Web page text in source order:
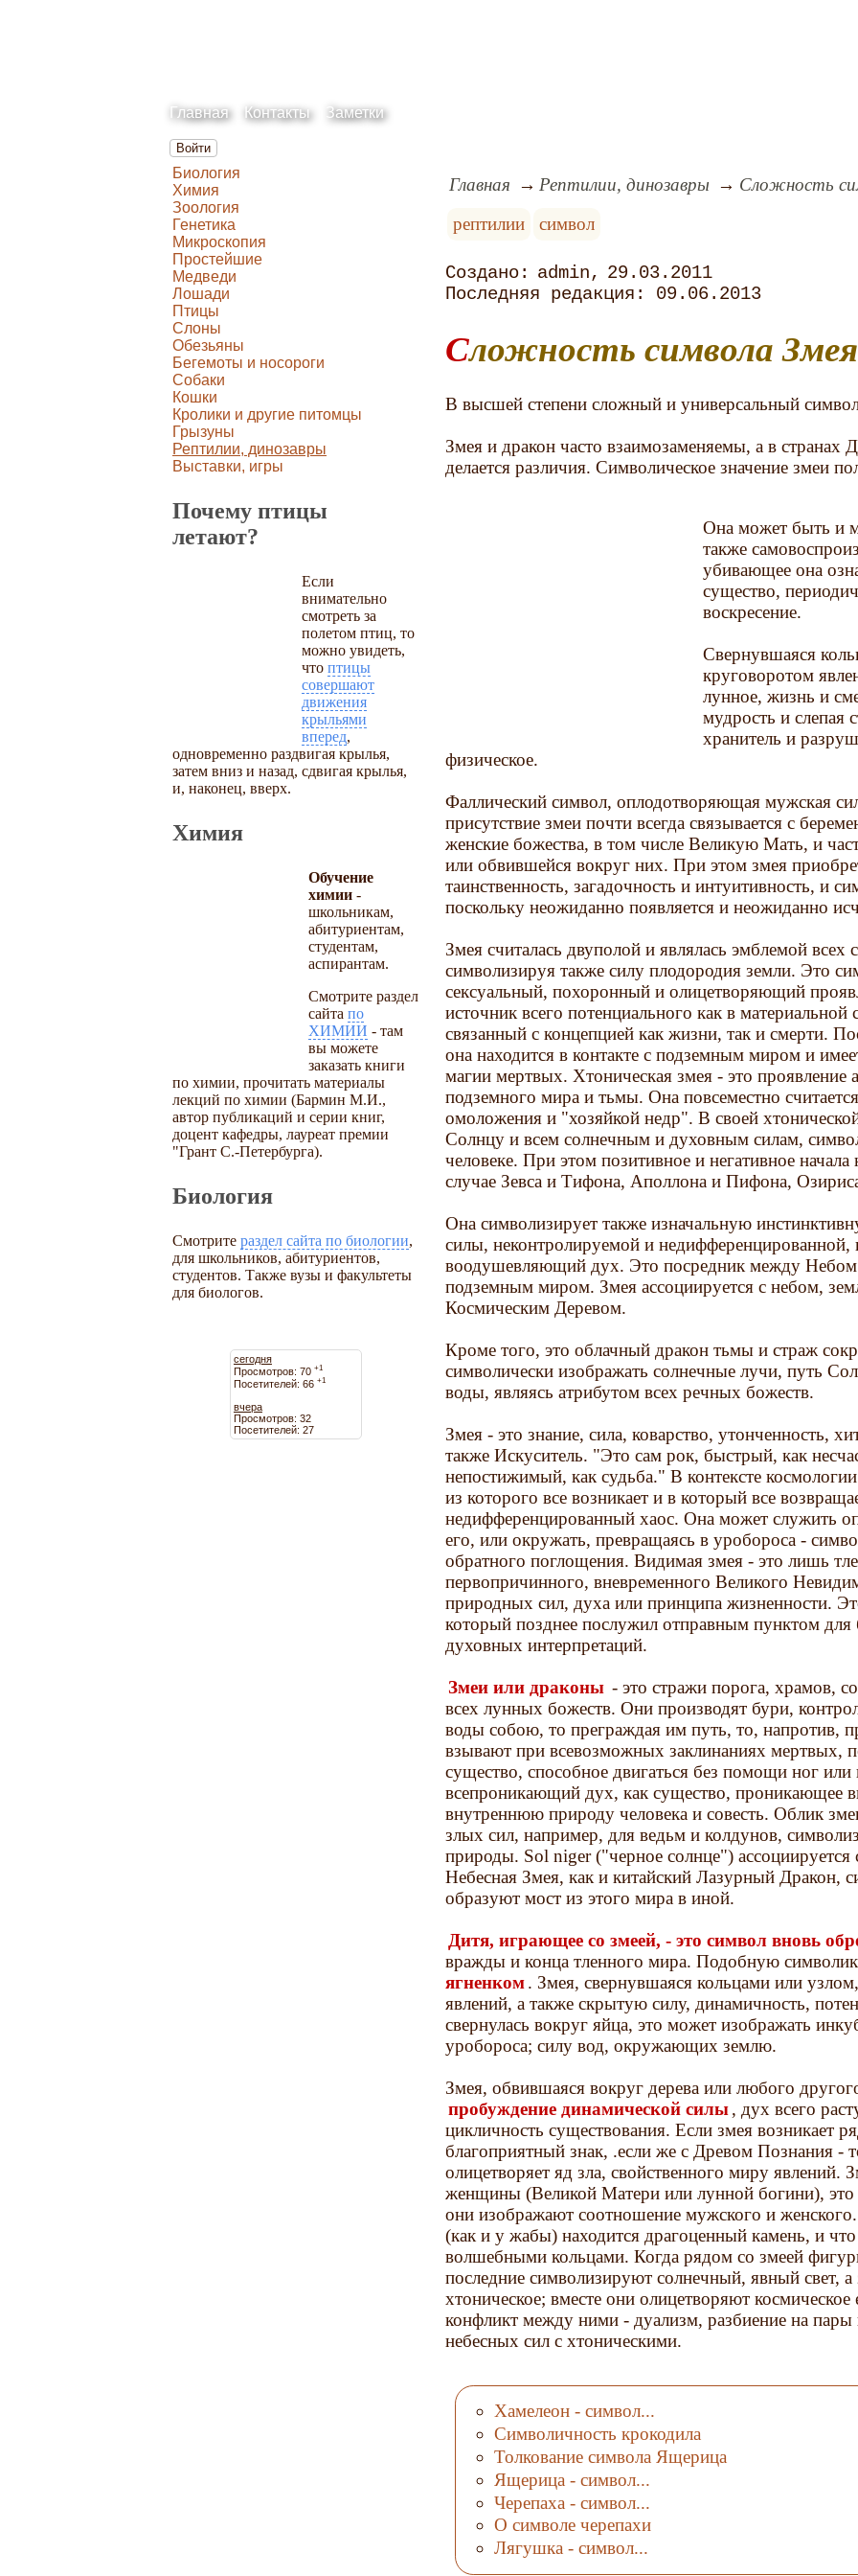
Главная Контакты Заметки
Войти
Биология
Химия
Зоология
Генетика
Микроскопия
Простейшие
Медведи
Лошади
Птицы
Слоны
Обезьяны
Бегемоты и носороги
Собаки
Кошки
Кролики и другие питомцы
Грызуны
Рептилии, динозавры
Выставки, игры
Почему птицы
летают?
Если
внимательно
смотреть за
полетом птиц, то
можно увидеть,
что птицы
совершают
движения
крыльями
вперед,
одновременно раздвигая крылья,
затем вниз и назад, сдвигая крылья,
и, наконец, вверх.
Химия
Обучение
химии -
школьникам,
абитуриентам,
студентам,
аспирантам.
Смотрите раздел
сайта по
ХИМИИ - там
вы можете
заказать книги
по химии, прочитать материалы
лекций по химии (Бармин М.И.,
автор публикаций и серии книг,
доцент кафедры, лауреат премии
"Грант С.-Петербурга).
Биология
Смотрите раздел сайта по биологии,
для школьников, абитуриентов,
студентов. Также вузы и факультеты
для биологов.
сегодня
Просмотров: 70 +1
Посетителей: 66 +1
вчера
Просмотров: 32
Посетителей: 27
Главная Рептилии, динозавры
Сложность
рептилии
символ
admin
29.03.2011
09.06.2013
Сложность символа Змея
В высшей степени сложный и универсальный
Змея и дракон часто взаимозаменяемы, а в странах
делается различия. Символическое значение змеи
Она может быть и
также
убивающее она
существо,
воскресение.
Свернувшаяся
круговоротом
лунное, жизнь и
мудрость и слепая
хранитель и
физическое.
Фаллический символ, оплодотворяющая мужская
присутствие змеи почти всегда связывается с
женские божества, в том числе Великую Мать, и
или обвившейся вокруг них. При этом змея
таинственность, загадочность и интуитивность, и
поскольку неожиданно появляется и неожиданно
Змея считалась двуполой и являлась эмблемой
символизируя также силу плодородия земли. Это
сексуальный, похоронный и олицетворяющий
источник всего потенциального как в
связанный с концепцией как жизни, так и смерти.
она находится в контакте с подземным миром и
магии мертвых. Хтоническая змея - это проявление
подземного мира и тьмы. Она повсеместно
омоложения и "хозяйкой недр". В своей
Солнцу и всем солнечным и духовным силам,
человеке. При этом позитивное и негативное начала
случае Зевса и Тифона, Аполлона и Пифона,
Она символизирует также изначальную
силы, неконтролируемой и
воодушевляющий дух. Это посредник между
подземным миром. Змея ассоциируется с небом,
Космическим Деревом.
Кроме того, это облачный дракон тьмы и страж
символически изображать солнечные лучи, путь
воды, являясь атрибутом всех речных божеств.
Змея - это знание, сила, коварство, утонченность,
также Искуситель. "Это сам рок, быстрый, как
непостижимый, как судьба." В контексте
из которого все возникает и в который все
недифференцированный хаос. Она может служить
его, или окружать, превращаясь в уробороса -
обратного поглощения. Видимая змея - это лишь
первопричинного, вневременного Великого
природных сил, духа или принципа жизненности.
который позднее послужил отправным пунктом для
духовных интерпретаций.
Змеи или драконы - это стражи порога, храмов,
всех лунных божеств. Они производят бури,
воды собою, то преграждая им путь, то, напротив,
взывают при всевозможных заклинаниях мертвых,
существо, способное двигаться без помощи ног
всепроникающий дух, как существо, проникающее
внутреннюю природу человека и совесть. Облик
злых сил, например, для ведьм и колдунов,
природы. Sol niger ("черное солнце")
Небесная Змея, как и китайский Лазурный Дракон,
образуют мост из этого мира в иной.
Дитя, играющее со змеей, - это символ вновь
вражды и конца тленного мира. Подобную
ягненком. Змея, свернувшаяся кольцами или
явлений, а также скрытую силу, динамичность,
свернулась вокруг яйца, это может изображать
уробороса; силу вод, окружающих землю.
Змея, обвившаяся вокруг дерева или любого
пробуждение динамической силы, дух всего
цикличность существования. Если змея возникает
благоприятный знак, .если же с Древом Познания -
олицетворяет яд зла, свойственного миру явлений.
женщины (Великой Матери или лунной богини), это
они изображают соотношение мужского и
(как и у жабы) находится драгоценный камень, и
волшебными кольцами. Когда рядом со змеей
последние символизируют солнечный, явный свет, а
хтоническое; вместе они олицетворяют
конфликт между ними - дуализм, разбиение на
небесных сил с хтоническими.
Хамелеон - символ...
Символичность крокодила
Толкование символа Ящерица
Ящерица - символ...
Черепаха - символ...
О символе черепахи
Лягушка - символ...